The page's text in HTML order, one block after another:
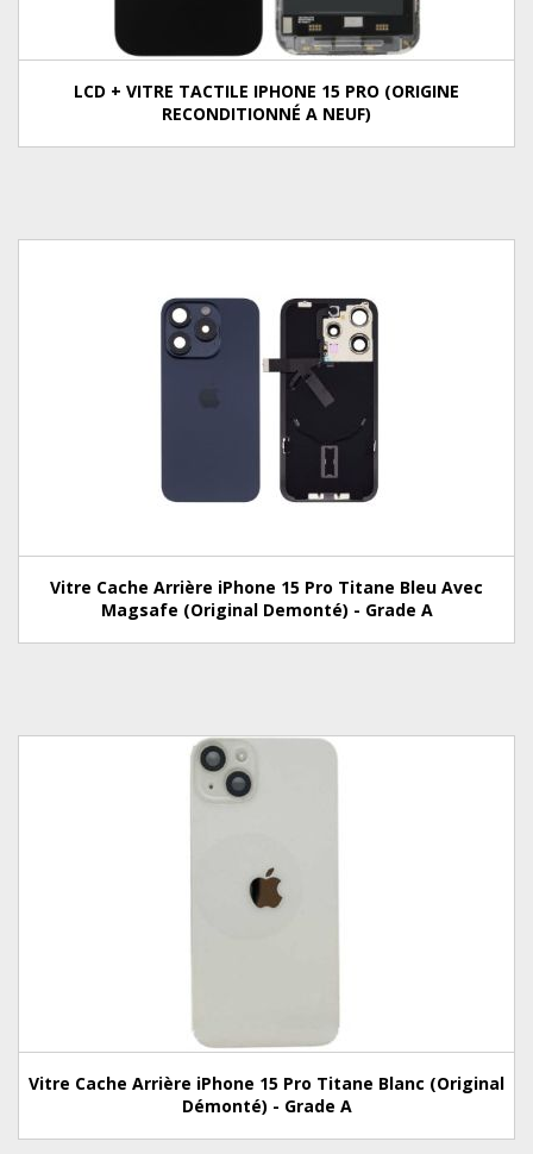
LCD + VITRE TACTILE IPHONE 15 PRO (ORIGINE
RECONDITIONNÉ A NEUF)
Vitre Cache Arrière iPhone 15 Pro Titane Bleu Avec
Magsafe (Original Demonté) - Grade A
Vitre Cache Arrière iPhone 15 Pro Titane Blanc (Original
Démonté) - Grade A